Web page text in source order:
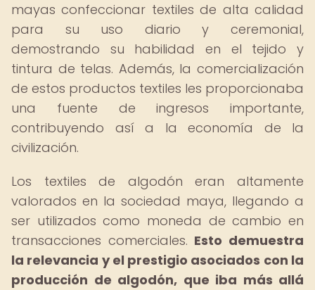
mayas confeccionar textiles de alta calidad
para su uso diario y ceremonial,
demostrando su habilidad en el tejido y
tintura de telas. Además, la comercialización
de estos productos textiles les proporcionaba
una fuente de ingresos importante,
contribuyendo así a la economía de la
civilización.
Los textiles de algodón eran altamente
valorados en la sociedad maya, llegando a
ser utilizados como moneda de cambio en
transacciones comerciales. Esto demuestra
la relevancia y el prestigio asociados con la
producción de algodón, que iba más allá